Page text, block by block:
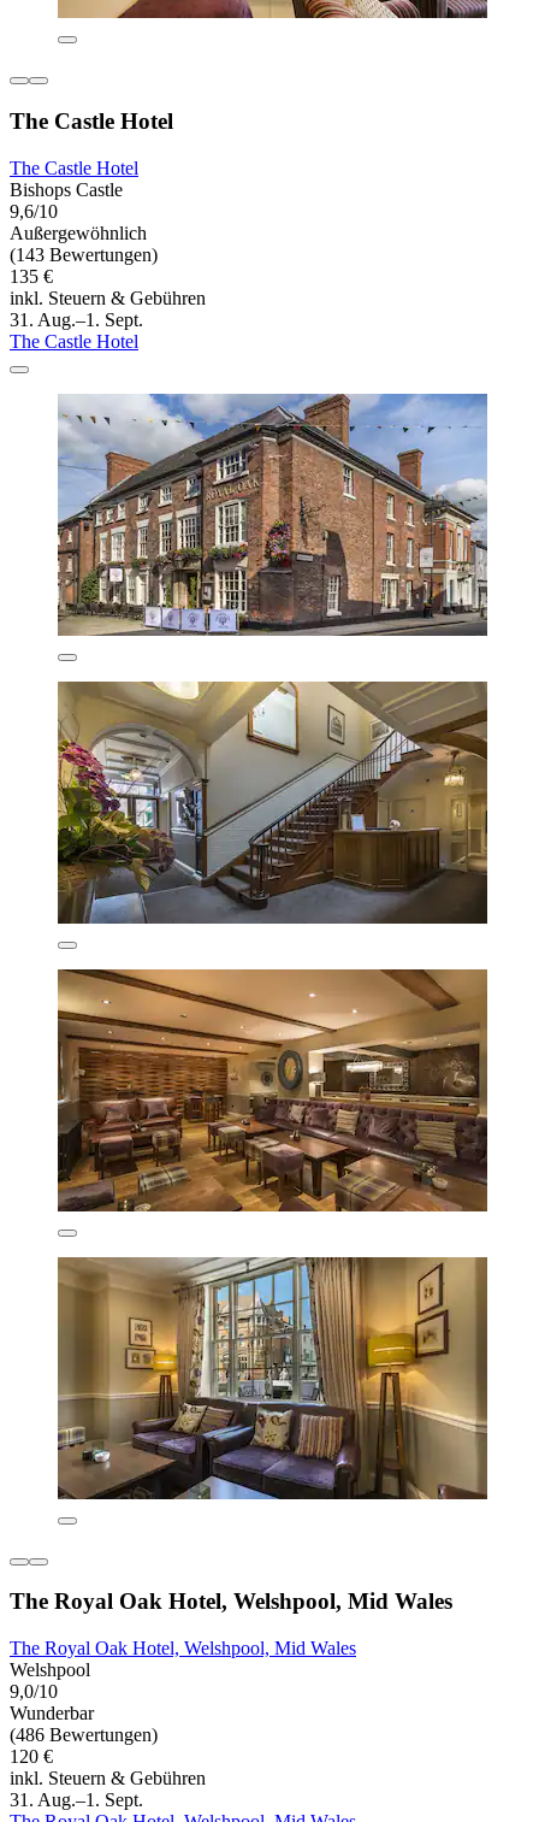
The Castle Hotel
The Castle Hotel
Bishops Castle
9,6/10
Außergewöhnlich
(143 Bewertungen)
135 €
inkl. Steuern & Gebühren
31. Aug.–1. Sept.
The Castle Hotel
The Royal Oak Hotel, Welshpool, Mid Wales
The Royal Oak Hotel, Welshpool, Mid Wales
Welshpool
9,0/10
Wunderbar
(486 Bewertungen)
120 €
inkl. Steuern & Gebühren
31. Aug.–1. Sept.